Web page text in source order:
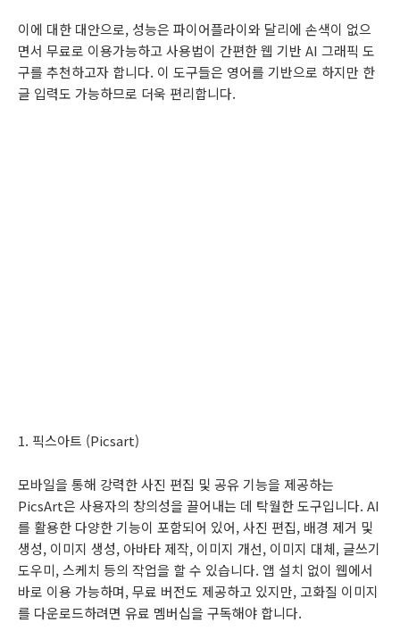
이에 대한 대안으로, 성능은 파이어플라이와 달리에 손색이 없으
면서 무료로 이용가능하고 사용법이 간편한 웹 기반 AI 그래픽 도
구를 추천하고자 합니다. 이 도구들은 영어를 기반으로 하지만 한
글 입력도 가능하므로 더욱 편리합니다.
1. 픽스아트 (Picsart)
모바일을 통해 강력한 사진 편집 및 공유 기능을 제공하는
PicsArt은 사용자의 창의성을 끌어내는 데 탁월한 도구입니다. AI
를 활용한 다양한 기능이 포함되어 있어, 사진 편집, 배경 제거 및
생성, 이미지 생성, 아바타 제작, 이미지 개선, 이미지 대체, 글쓰기
도우미, 스케치 등의 작업을 할 수 있습니다. 앱 설치 없이 웹에서
바로 이용 가능하며, 무료 버전도 제공하고 있지만, 고화질 이미지
를 다운로드하려면 유료 멤버십을 구독해야 합니다.